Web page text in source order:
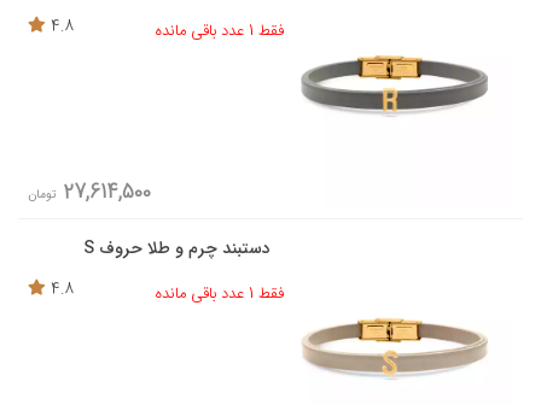
فقط 1 عدد باقی مانده
4.8
27,614,500 تومان
دستبند چرم و طلا حروف S
فقط 1 عدد باقی مانده
4.8